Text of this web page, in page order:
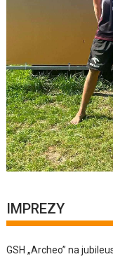
IMPREZY
GSH „Archeo” na